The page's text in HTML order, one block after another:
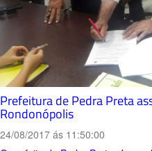
Prefeitura de Pedra Preta
Rondonópolis
24/08/2017 ás 11:50:00